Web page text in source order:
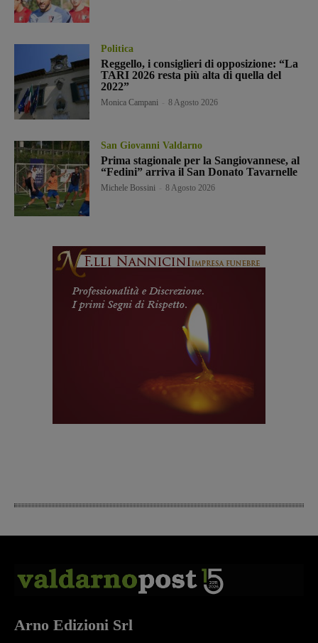
Politica
Reggello, i consiglieri di opposizione: “La
TARI 2026 resta più alta di quella del
2022”
Monica Campani 8 Agosto 2026
San Giovanni Valdarno
Prima stagionale per la Sangiovannese, al
“Fedini” arriva il San Donato Tavarnelle
Michele Bossini 8 Agosto 2026
Arno Edizioni Srl